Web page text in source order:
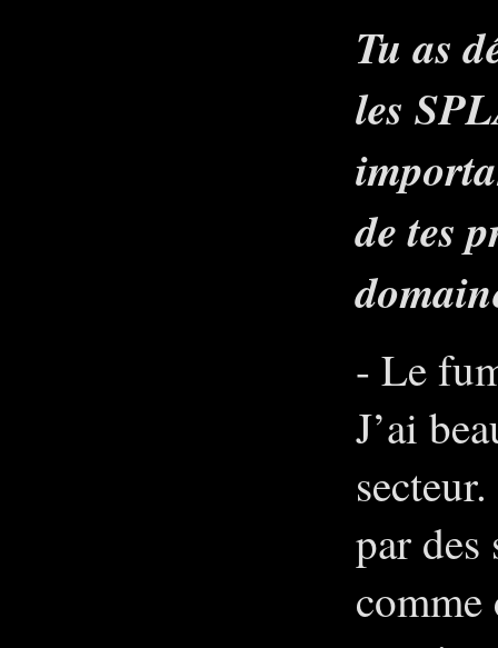
Tu as
les
de tes
- Le
J’ai
par
comme